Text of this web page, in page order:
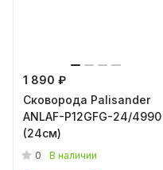
1 890 ₽
Сковорода Palisander
ANLAF-P12GFG-24/4990
(24см)
0 В наличии